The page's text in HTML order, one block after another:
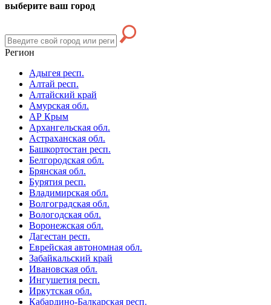
выберите ваш город
Регион
Адыгея респ.
Алтай респ.
Алтайский край
Амурская обл.
АР Крым
Архангельская обл.
Астраханская обл.
Башкортостан респ.
Белгородская обл.
Брянская обл.
Бурятия респ.
Владимирская обл.
Волгоградская обл.
Вологодская обл.
Воронежская обл.
Дагестан респ.
Еврейская автономная обл.
Забайкальский край
Ивановская обл.
Ингушетия респ.
Иркутская обл.
Кабардино-Балкарская респ.